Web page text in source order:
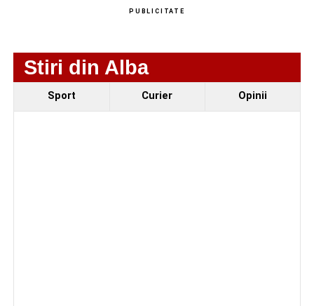
Ultimele știri din Sebeș
PUBLICITATE
Stiri din Alba
Sport Curier Opinii